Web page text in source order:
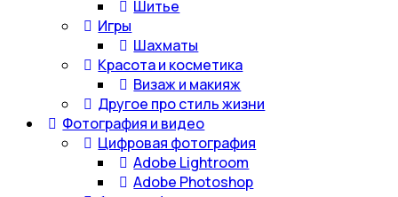
Шитье
Игры
Шахматы
Красота и косметика
Визаж и макияж
Другое про стиль жизни
Фотография и видео
Цифровая фотография
Adobe Lightroom
Adobe Photoshop